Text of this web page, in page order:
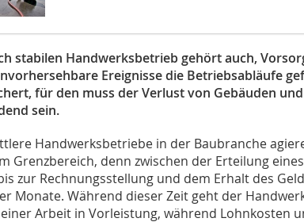
stabilen Handwerksbetrieb gehört auch,
Ereignisse die Betriebsabläufe
für den muss der Verlust von Gebäuden
sein.
Handwerksbetriebe in der Baubranche
Grenzbereich, denn zwischen der Erteilung
zur Rechnungsstellung und dem Erhalt des
Monate. Während dieser Zeit geht der
Arbeit in Vorleistung, während Lohnkosten